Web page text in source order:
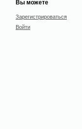
Вы можете
Зарегистрироваться
Войти